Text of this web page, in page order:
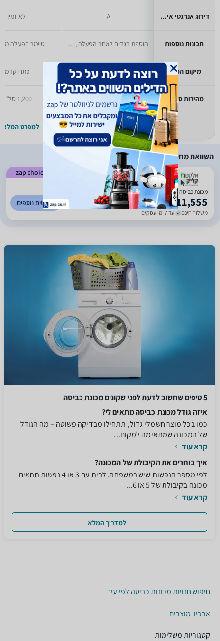
דירוג אנרגטי אירופאי
תכונות נוספות
מיקום הפתח
מהירות סחיטה
A
הוספת בגדים לאחר הפעלה ,טיימר הפעלה מאוחרת
פתח קדמי
1,400 סל"ד
למפרט המלא >>
לא זמין
טיימר הפעלה
פתח קדמי
1,200 סל"ד
למפרט המלא
השוואת מחירים
zap choice
4.91
(
2033
)
מכונת כביסה Miele WTD160WCS ‏8 ‏ק''ג מילה משובלת מייבש 5 קילו
₪11,555
משלוח חינם עד 7 ימי עסקים
לפרטים נוספים
5 טיפים שחשוב לדעת לפני שקונים מכונת כביסה
איזה גודל מכונת כביסה מתאים לי?
כמו בכל מוצר חשמלי גדול, תתחילו מבדיקה פשוטה – מה הגודל
של המכונה שמתאימה למקום...
קרא עוד
איך בוחרים את הקיבולת של המכונה?
לפי מספר הנפשות שיש במשפחה. לבית עם 3 או 4 נפשות תתאים
מכונה בקיבולת של 5 או 6...
קרא עוד
למדריך המלא
חיפוש חנויות מכונות כביסה לפי עיר
ארכיון מוצרים
קטגוריות משלימות